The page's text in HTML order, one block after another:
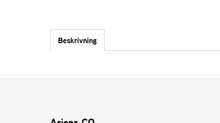
Beskrivning